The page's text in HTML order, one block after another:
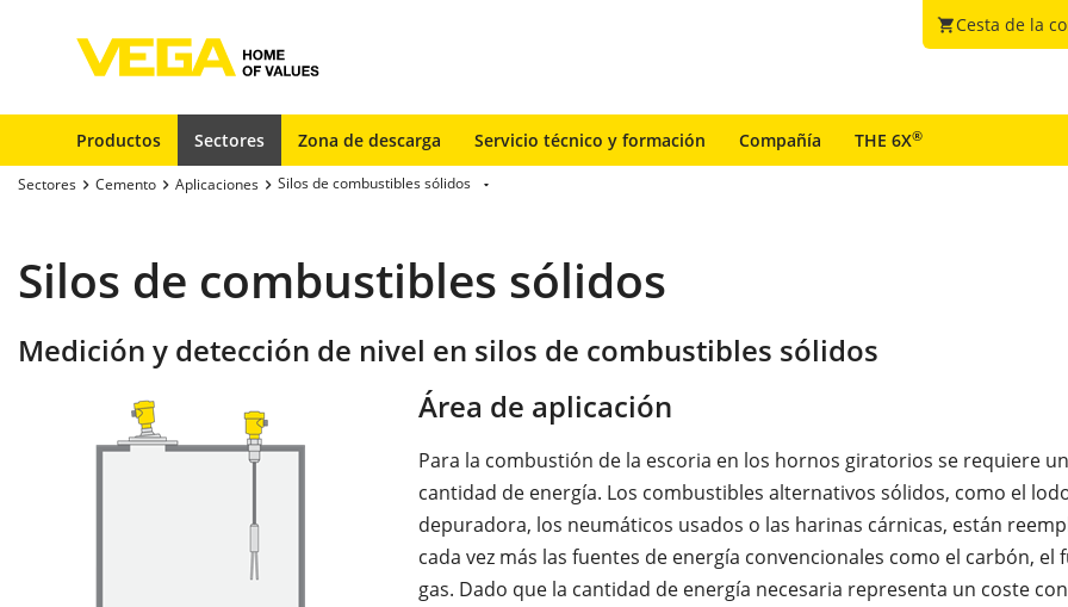
shopping_cartCesta de la
Productos Sectores Zona de descarga Servicio técnico y formación Compañía THE 6X®
Sectores Cemento Aplicaciones Silos de combustibles sólidos
Silos de combustibles sólidos
Medición y detección de nivel en silos de combustibles sólidos
Área de aplicación
Para la combustión de la escoria en los hornos giratorios se requiere
cantidad de energía. Los combustibles alternativos sólidos, como el
depuradora, los neumáticos usados o las harinas cárnicas, están
cada vez más las fuentes de energía convencionales como el carbón, el
gas. Dado que la cantidad de energía necesaria representa un coste